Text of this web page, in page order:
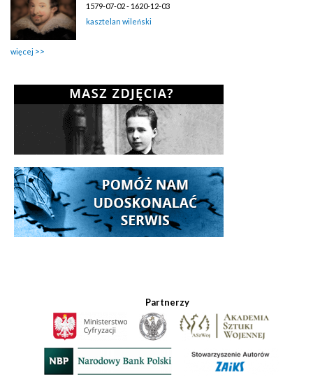
1579-07-02 - 1620-12-03
kasztelan wileński
więcej
Partnerzy